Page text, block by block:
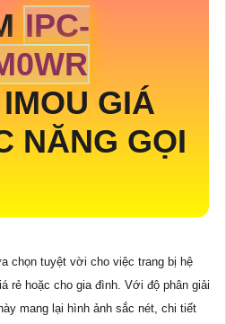
IPC-
GIÁ
NĂNG GỌI
chọn tuyệt vời cho việc trang bị hệ
rẻ hoặc cho gia đình. Với độ phân giải
mang lại hình ảnh sắc nét, chi tiết